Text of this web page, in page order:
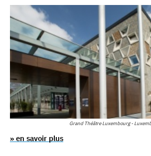
Grand Théâtre Luxembourg -
» en savoir plus